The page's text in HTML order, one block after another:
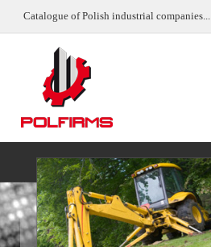
Catalogue of Polish industrial companies...